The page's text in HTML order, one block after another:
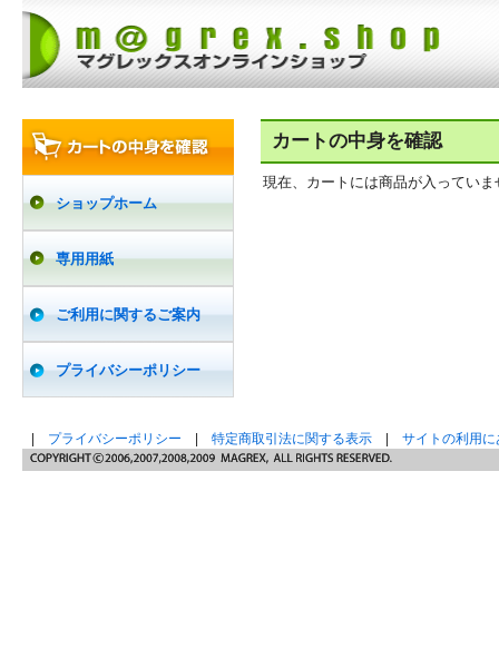
ショップホーム
専用用紙
ご利用に関するご案内
プライバシーポリシー
カートの中身を確認
現在、カートには商品が入っていま
プライバシーポリシー 特定商取引法に関する表示 サイトの利用に